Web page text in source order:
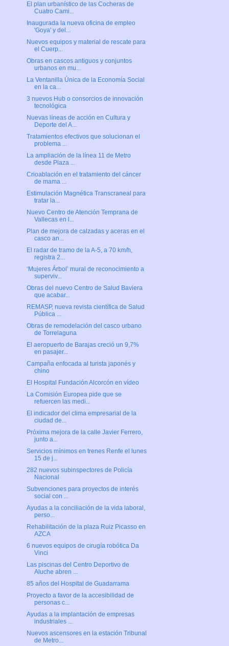
El plan urbanístico de las Cocheras de
Cuatro Cami...
Inaugurada la nueva oficina de empleo
'Goya' y del...
Nuevos equipos y material de rescate para
el Cuerp...
Obras en cascos antiguos y conjuntos
urbanos en mu...
La Ventanilla Única de la Economía Social
en la ca...
3 nuevos Hub o consorcios de innovación
tecnológica
Nuevas líneas de acción en Cultura y
Deporte del A...
Tratamientos efectivos que solucionan el
problema ...
La ampliación de la línea 11 de Metro
desde Plaza ...
Crioablación en el tratamiento del cáncer
de mama ...
Estimulación Magnética Transcraneal para
tratar la...
Nuevo Centro de Atención Temprana de
Vallecas en l...
Plan de mejora de calzadas y aceras en el
casco an...
El radar de tramo de la A-5, a 70 km/h,
registra 2...
‘Mujeres Árbol’ mural de reconocimiento a
superviv...
Obras del nuevo Centro de Salud Baviera
que acabar...
REMASP, nueva revista científica de Salud
Pública ...
Obras de remodelación del casco urbano
de Torrelaguna
El aeropuerto de Barajas creció un 9,7%
en pasajer...
Campaña enfocada al turista japonés y
chino
El Hospital Fundación Alcorcón en vídeo
La Comisión Europea pide que se
refuercen las medi...
El indicador del clima empresarial de la
ciudad de...
Próxima mejora de la calle Javier Ferrero,
junto a...
Servicios mínimos en trenes Renfe el lunes
15 de j...
282 nuevos subinspectores de Policía
Nacional
Subvenciones para proyectos de interés
social con ...
Ayudas a la conciliación de la vida laboral,
perso...
Rehabilitación de la plaza Ruiz Picasso en
AZCA
6 nuevos equipos de cirugía robótica Da
Vinci
Las piscinas del Centro Deportivo de
Aluche abren ...
85 años del Hospital de Guadarrama
Proyecto a favor de la accesibilidad de
personas c...
Ayudas a la implantación de empresas
industriales ...
Nuevos ascensores en la estación Tribunal
de Metro...